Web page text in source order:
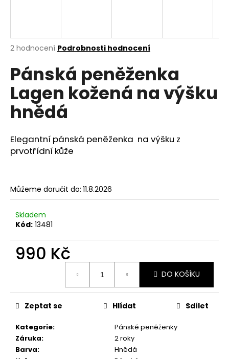
Průměrné
produktu
je
5,0
5
hvězdiček.
2 hodnocení Podrobnosti hodnocení
Pánská peněženka
Lagen kožená na výšku
hnědá
Elegantní pánská peněženka na výšku z
prvotřídní kůže
Můžeme doručit do: 11.8.2026
Skladem
Kód: 13481
990 Kč
DO KOŠÍKU
Kategorie:
Pánské peněženky
Záruka:
2 roky
Barva:
Hnědá
Zeptat se Hlídat Sdílet
í
t
?
p
o
u
č
u